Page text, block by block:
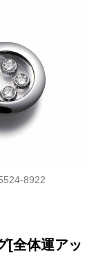
8922
[全体運アッ